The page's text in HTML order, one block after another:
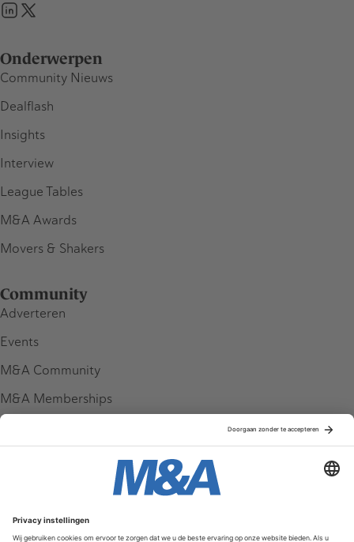
Onderwerpen
Community Nieuws
Dealflash
Insights
Interview
League Tables
M&A Awards
Movers & Shakers
Community
Adverteren
Events
M&A Community
M&A Memberships
Service & Contact